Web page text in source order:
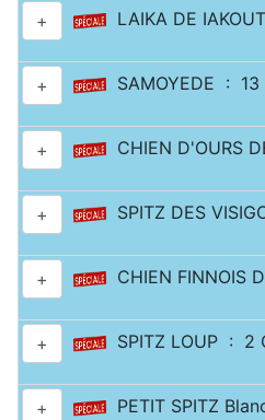
+ LAIKA DE
+ SAMOYEDE : 13
+ CHIEN D'OURS
+ SPITZ DES
+ CHIEN FINNOIS
+ SPITZ LOUP : 2
+ PETIT SPITZ